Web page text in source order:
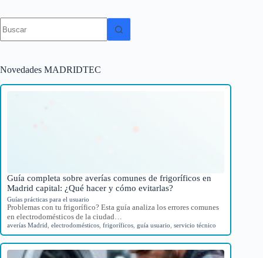
resultados
Novedades MADRIDTEC
Guía completa sobre averías comunes de frigoríficos en
Madrid capital: ¿Qué hacer y cómo evitarlas?
Guías prácticas para el usuario
Problemas con tu frigorífico? Esta guía analiza los errores comunes
en electrodomésticos de la ciudad…
averías Madrid electrodomésticos frigoríficos guía usuario servicio técnico